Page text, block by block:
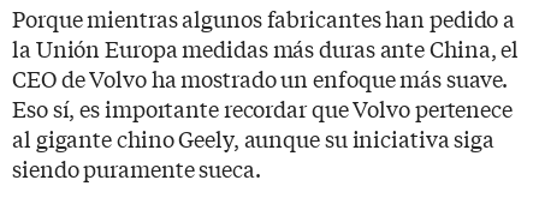
Porque mientras algunos fabricantes han pedido a
la Unión Europa medidas más duras ante China, el
CEO de Volvo ha mostrado un enfoque más suave.
Eso sí, es importante recordar que Volvo pertenece
al gigante chino Geely, aunque su iniciativa siga
siendo puramente sueca.